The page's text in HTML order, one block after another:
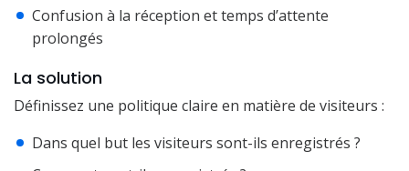
Confusion à la réception et temps d’attente
prolongés
La solution
Définissez une politique claire en matière de visiteurs :
Dans quel but les visiteurs sont-ils enregistrés ?